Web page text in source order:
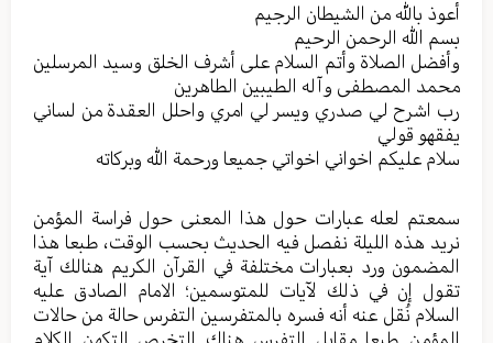
أعوذ بالله من الشیطان الرجیم
بسم الله الرحمن الرحیم
وأفضل الصلاة وأتم السلام علی أشرف الخلق وسید المرسلین
محمد المصطفی وآله الطیبین الطاهرین
رب اشرح لي صدري ویسر لي امري واحلل العقدة من لساني
یفقهو قولي
سلام علیکم اخواني اخواتي جمیعا ورحمة الله وبرکاته
سمعتم لعله عبارات حول هذا المعنی حول فراسة المؤمن
نرید هذه اللیلة نفصل فیه الحدیث بحسب الوقت، طبعا هذا
المضمون ورد بعبارات مختلفة في القرآن الکریم هنالك آیة
تقول إن في ذلك لآیات للمتوسمین؛ الامام الصادق علیه
السلام نُقل عنه أنه فسره بالمتفرسین التفرس حالة من حالات
المؤمن طبعا مقابل التفرس هناك التخرص التکهن الکلام